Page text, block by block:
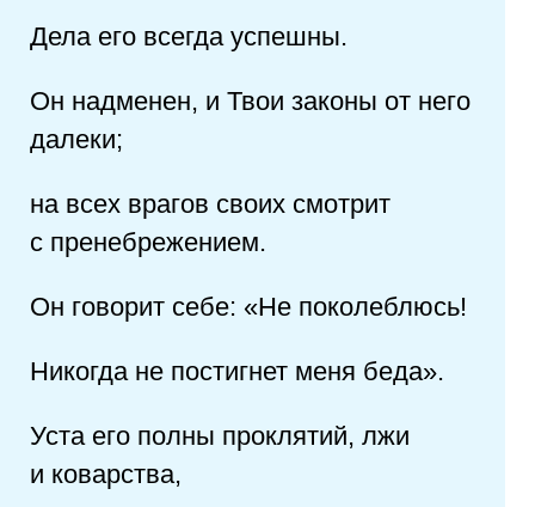
Дела его всегда успешны.
Он надменен, и Твои законы от него
далеки;
на всех врагов своих смотрит
с пренебрежением.
Он говорит себе: «Не поколеблюсь!
Никогда не постигнет меня беда».
Уста его полны проклятий, лжи
и коварства,